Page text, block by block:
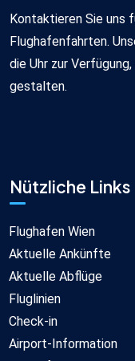
Kontaktieren Sie uns
Flughafenfahrten.
die Uhr zur
gestalten.
Nützliche Links
Flughafen Wien
Aktuelle Ankünfte
Aktuelle Abflüge
Fluglinien
Check-in
Airport-Information